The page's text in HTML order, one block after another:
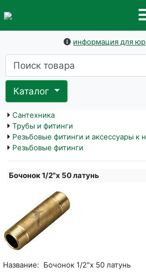
информация для
Каталог
Сантехника
Трубы и фитинги
Резьбовые фитинги и аксессуары к
Резьбовые фитинги
Бочонок 1/2"х 50 латунь
Название: Бочонок 1/2"х 50 латунь